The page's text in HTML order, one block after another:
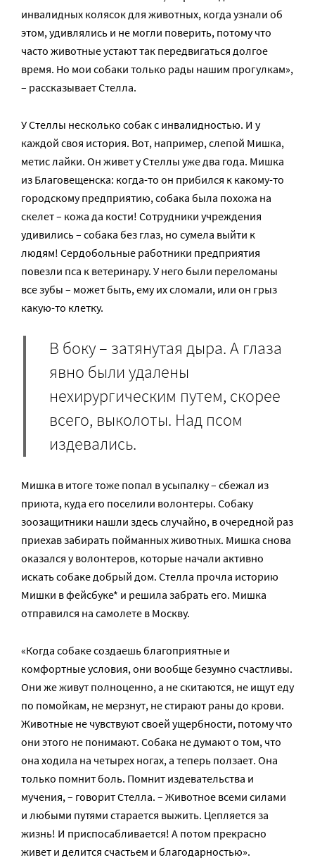
инвалидных колясок для животных, когда узнали об
этом, удивлялись и не могли поверить, потому что
часто животные устают так передвигаться долгое
время. Но мои собаки только рады нашим прогулкам»,
– рассказывает Стелла.
У Стеллы несколько собак с инвалидностью. И у
каждой своя история. Вот, например, слепой Мишка,
метис лайки. Он живет у Стеллы уже два года. Мишка
из Благовещенска: когда-то он прибился к какому-то
городскому предприятию, собака была похожа на
скелет – кожа да кости! Сотрудники учреждения
удивились – собака без глаз, но сумела выйти к
людям! Сердобольные работники предприятия
повезли пса к ветеринару. У него были переломаны
все зубы – может быть, ему их сломали, или он грыз
какую-то клетку.
В боку – затянутая дыра. А глаза
явно были удалены
нехирургическим путем, скорее
всего, выколоты. Над псом
издевались.
Мишка в итоге тоже попал в усыпалку – сбежал из
приюта, куда его поселили волонтеры. Собаку
зоозащитники нашли здесь случайно, в очередной раз
приехав забирать пойманных животных. Мишка снова
оказался у волонтеров, которые начали активно
искать собаке добрый дом. Стелла прочла историю
Мишки в фейсбуке* и решила забрать его. Мишка
отправился на самолете в Москву.
«Когда собаке создаешь благоприятные и
комфортные условия, они вообще безумно счастливы.
Они же живут полноценно, а не скитаются, не ищут еду
по помойкам, не мерзнут, не стирают раны до крови.
Животные не чувствуют своей ущербности, потому что
они этого не понимают. Собака не думают о том, что
она ходила на четырех ногах, а теперь ползает. Она
только помнит боль. Помнит издевательства и
мучения, – говорит Стелла. – Животное всеми силами
и любыми путями старается выжить. Цепляется за
жизнь! И приспосабливается! А потом прекрасно
живет и делится счастьем и благодарностью».